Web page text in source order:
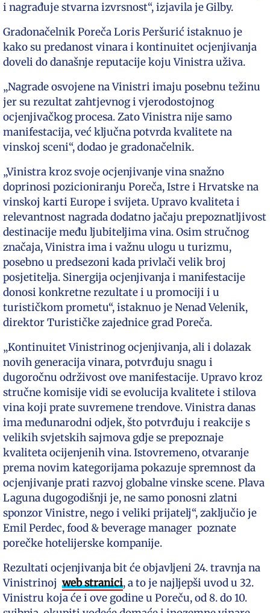
i nagrađuje stvarna izvrsnost“, izjavila je Gilby.
Gradonačelnik Poreča Loris Peršurić istaknuo je
kako su predanost vinara i kontinuitet ocjenjivanja
doveli do današnje reputacije koju Vinistra uživa.
„Nagrade osvojene na Vinistri imaju posebnu težinu
jer su rezultat zahtjevnog i vjerodostojnog
ocjenjivačkog procesa. Zato Vinistra nije samo
manifestacija, već ključna potvrda kvalitete na
vinskoj sceni“, dodao je gradonačelnik.
„Vinistra kroz svoje ocjenjivanje vina snažno
doprinosi pozicioniranju Poreča, Istre i Hrvatske na
vinskoj karti Europe i svijeta. Upravo kvaliteta i
relevantnost nagrada dodatno jačaju prepoznatljivost
destinacije među ljubiteljima vina. Osim stručnog
značaja, Vinistra ima i važnu ulogu u turizmu,
posebno u predsezoni kada privlači velik broj
posjetitelja. Sinergija ocjenjivanja i manifestacije
donosi konkretne rezultate i u promociji i u
turističkom prometu“, istaknuo je Nenad Velenik,
direktor Turističke zajednice grad Poreča.
„Kontinuitet Vinistrinog ocjenjivanja, ali i dolazak
novih generacija vinara, potvrđuju snagu i
dugoročnu održivost ove manifestacije. Upravo kroz
stručne komisije vidi se evolucija kvalitete i stilova
vina koji prate suvremene trendove. Vinistra danas
ima međunarodni odjek, što potvrđuju i reakcije s
velikih svjetskih sajmova gdje se prepoznaje
kvaliteta ocijenjenih vina. Istovremeno, otvaranje
prema novim kategorijama pokazuje spremnost da
ocjenjivanje prati razvoj globalne vinske scene. Plava
Laguna dugogodišnji je, ne samo ponosni zlatni
sponzor Vinistre, nego i veliki prijatelj“, zaključio je
Emil Perdec, food & beverage manager poznate
porečke hotelijerske kompanije.
Rezultati ocjenjivanja bit će objavljeni 24. travnja na
Vinistrinoj web stranici, a to je najljepši uvod u 32.
Vinistru koja će i ove godine u Poreču, od 8. do 10.